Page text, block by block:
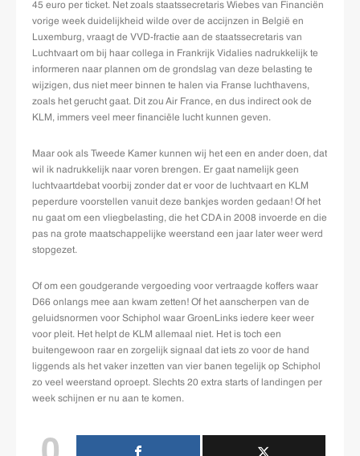
45 euro per ticket. Net zoals staatssecretaris Wiebes van Financiën
vorige week duidelijkheid wilde over de accijnzen in België en
Luxemburg, vraagt de VVD-fractie aan de staatssecretaris van
Luchtvaart om bij haar collega in Frankrijk Vidalies nadrukkelijk te
informeren naar plannen om de grondslag van deze belasting te
wijzigen, dus niet meer binnen te halen via Franse luchthavens,
zoals het gerucht gaat. Dit zou Air France, en dus indirect ook de
KLM, immers veel meer financiële lucht kunnen geven.
Maar ook als Tweede Kamer kunnen wij het een en ander doen, dat
wil ik nadrukkelijk naar voren brengen. Er gaat namelijk geen
luchtvaartdebat voorbij zonder dat er voor de luchtvaart en KLM
peperdure voorstellen vanuit deze bankjes worden gedaan! Of het
nu gaat om een vliegbelasting, die het CDA in 2008 invoerde en die
pas na grote maatschappelijke weerstand een jaar later weer werd
stopgezet.
Of om een goudgerande vergoeding voor vertraagde koffers waar
D66 onlangs mee aan kwam zetten! Of het aanscherpen van de
geluidsnormen voor Schiphol waar GroenLinks iedere keer weer
voor pleit. Het helpt de KLM allemaal niet. Het is toch een
buitengewoon raar en zorgelijk signaal dat iets zo voor de hand
liggends als het vaker inzetten van vier banen tegelijk op Schiphol
zo veel weerstand oproept. Slechts 20 extra starts of landingen per
week schijnen er nu aan te komen.